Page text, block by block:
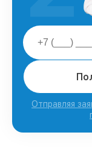
Отправляя